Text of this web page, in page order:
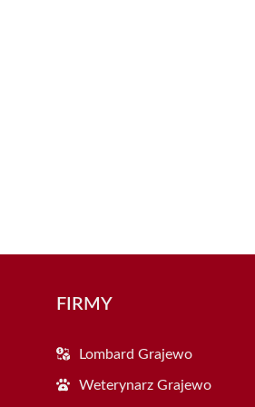
FIRMY
Lombard Grajewo
Weterynarz Grajewo